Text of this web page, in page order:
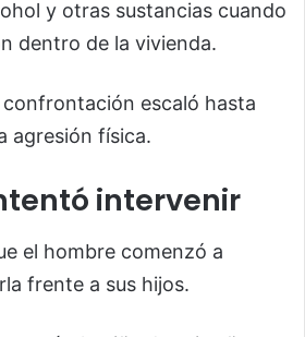
y otras sustancias cuando
dentro de la vivienda.
confrontación escaló hasta
agresión física.
intervenir
el hombre comenzó a
frente a sus hijos.